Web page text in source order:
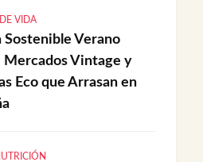
VIDA
Sostenible Verano
Mercados Vintage y
Eco que Arrasan en